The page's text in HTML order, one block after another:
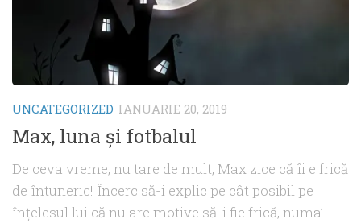
UNCATEGORIZED IANUARIE 20, 2019
Max, luna și fotbalul
De ceva vreme, nu tare de mult, Max zice că îi e frică
de întuneric! Încerc să-i explic pe cât posibil pe
înțelesul lui că nu are motive să-i fie frică, numa’...